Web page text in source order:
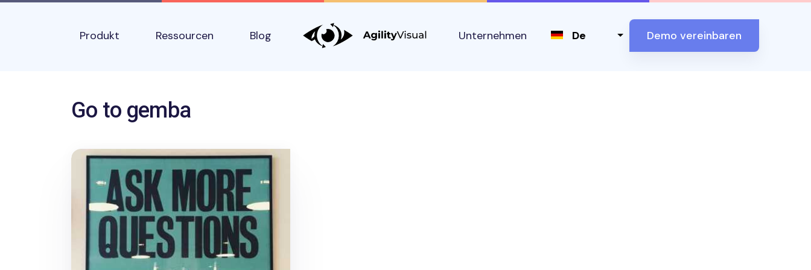
Produkt Ressourcen Blog Unternehmen Select your language
De Demo vereinbaren
Name
Go to gemba